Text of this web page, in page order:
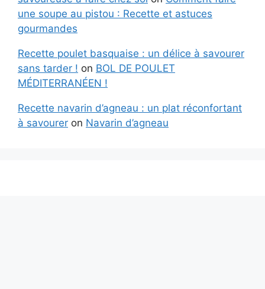
une soupe au pistou : Recette et astuces
gourmandes
Recette poulet basquaise : un délice à savourer
sans tarder ! on BOL DE POULET
MÉDITERRANÉEN !
Recette navarin d’agneau : un plat réconfortant
à savourer on Navarin d’agneau